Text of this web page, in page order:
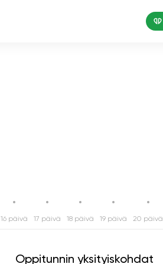
16 päivä 17 päivä 18 päivä 19 päivä 20 päivä
Oppitunnin yksityiskohdat